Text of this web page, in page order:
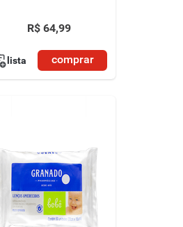
R$ 64,99
lista comprar